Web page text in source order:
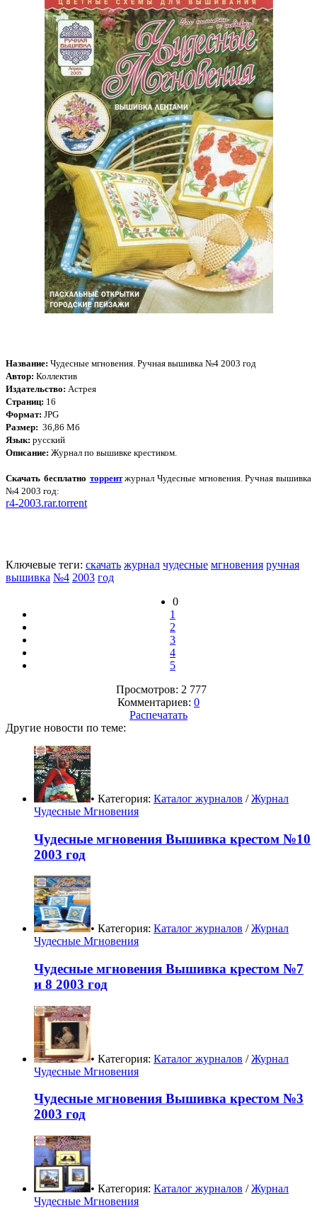
Название: Чудесные мгновения. Ручная вышивка №4 2003 год
Автор: Коллектив
Издательство: Астрея
Страниц: 16
Формат: JPG
Размер: 36,86 Мб
Язык: русский
Описание: Журнал по вышивке крестиком.
Скачать бесплатно торрентжурнал Чудесные мгновения. Ручная вышивка
№4 2003 год:
r4-2003.rar.torrent
Ключевые теги: скачать журнал чудесные мгновения ручная
вышивка №4 2003 год
0
1
2
3
4
5
Просмотров: 2 777
Комментариев: 0
Распечатать
Другие новости по теме:
• Категория: Каталог журналов /Журнал
Чудесные Мгновения
Чудесные мгновения Вышивка крестом №10
2003 год
• Категория: Каталог журналов /Журнал
Чудесные Мгновения
Чудесные мгновения Вышивка крестом №7
и 8 2003 год
• Категория: Каталог журналов /Журнал
Чудесные Мгновения
Чудесные мгновения Вышивка крестом №3
2003 год
• Категория: Каталог журналов /Журнал
Чудесные Мгновения